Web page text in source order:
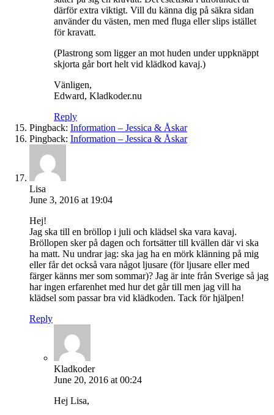
därför extra viktigt. Vill du känna dig på säkra sidan
använder du västen, men med fluga eller slips istället
för kravatt.
(Plastrong som ligger an mot huden under uppknäppt
skjorta går bort helt vid klädkod kavaj.)
Vänligen,
Edward, Kladkoder.nu
Reply
Pingback: Information – Jessica & Åskar
Pingback: Information – Jessica & Åskar
Lisa
June 3, 2016 at 19:04
Hej!
Jag ska till en bröllop i juli och klädsel ska vara kavaj.
Bröllopen sker på dagen och fortsätter till kvällen där vi ska
ha matt. Nu undrar jag: ska jag ha en mörk klänning på mig
eller får det också vara något ljusare (för ljusare eller med
färger känns mer som sommar)? Jag är inte från Sverige så jag
har ingen erfarenhet med hur det går till men jag vill ha
klädsel som passar bra vid klädkoden. Tack för hjälpen!
Reply
Kladkoder
June 20, 2016 at 00:24
Hej Lisa,